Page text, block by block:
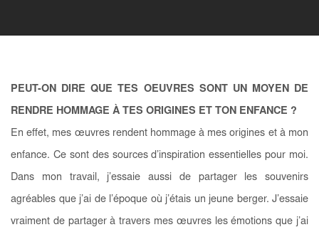
PEUT-ON DIRE QUE TES OEUVRES SONT UN MOYEN DE
RENDRE HOMMAGE À TES ORIGINES ET TON ENFANCE ?
En effet, mes œuvres rendent hommage à mes origines et à mon
enfance. Ce sont des sources d’inspiration essentielles pour moi.
Dans mon travail, j’essaie aussi de partager les souvenirs
agréables que j’ai de l’époque où j’étais un jeune berger. J’essaie
vraiment de partager à travers mes œuvres les émotions que j’ai